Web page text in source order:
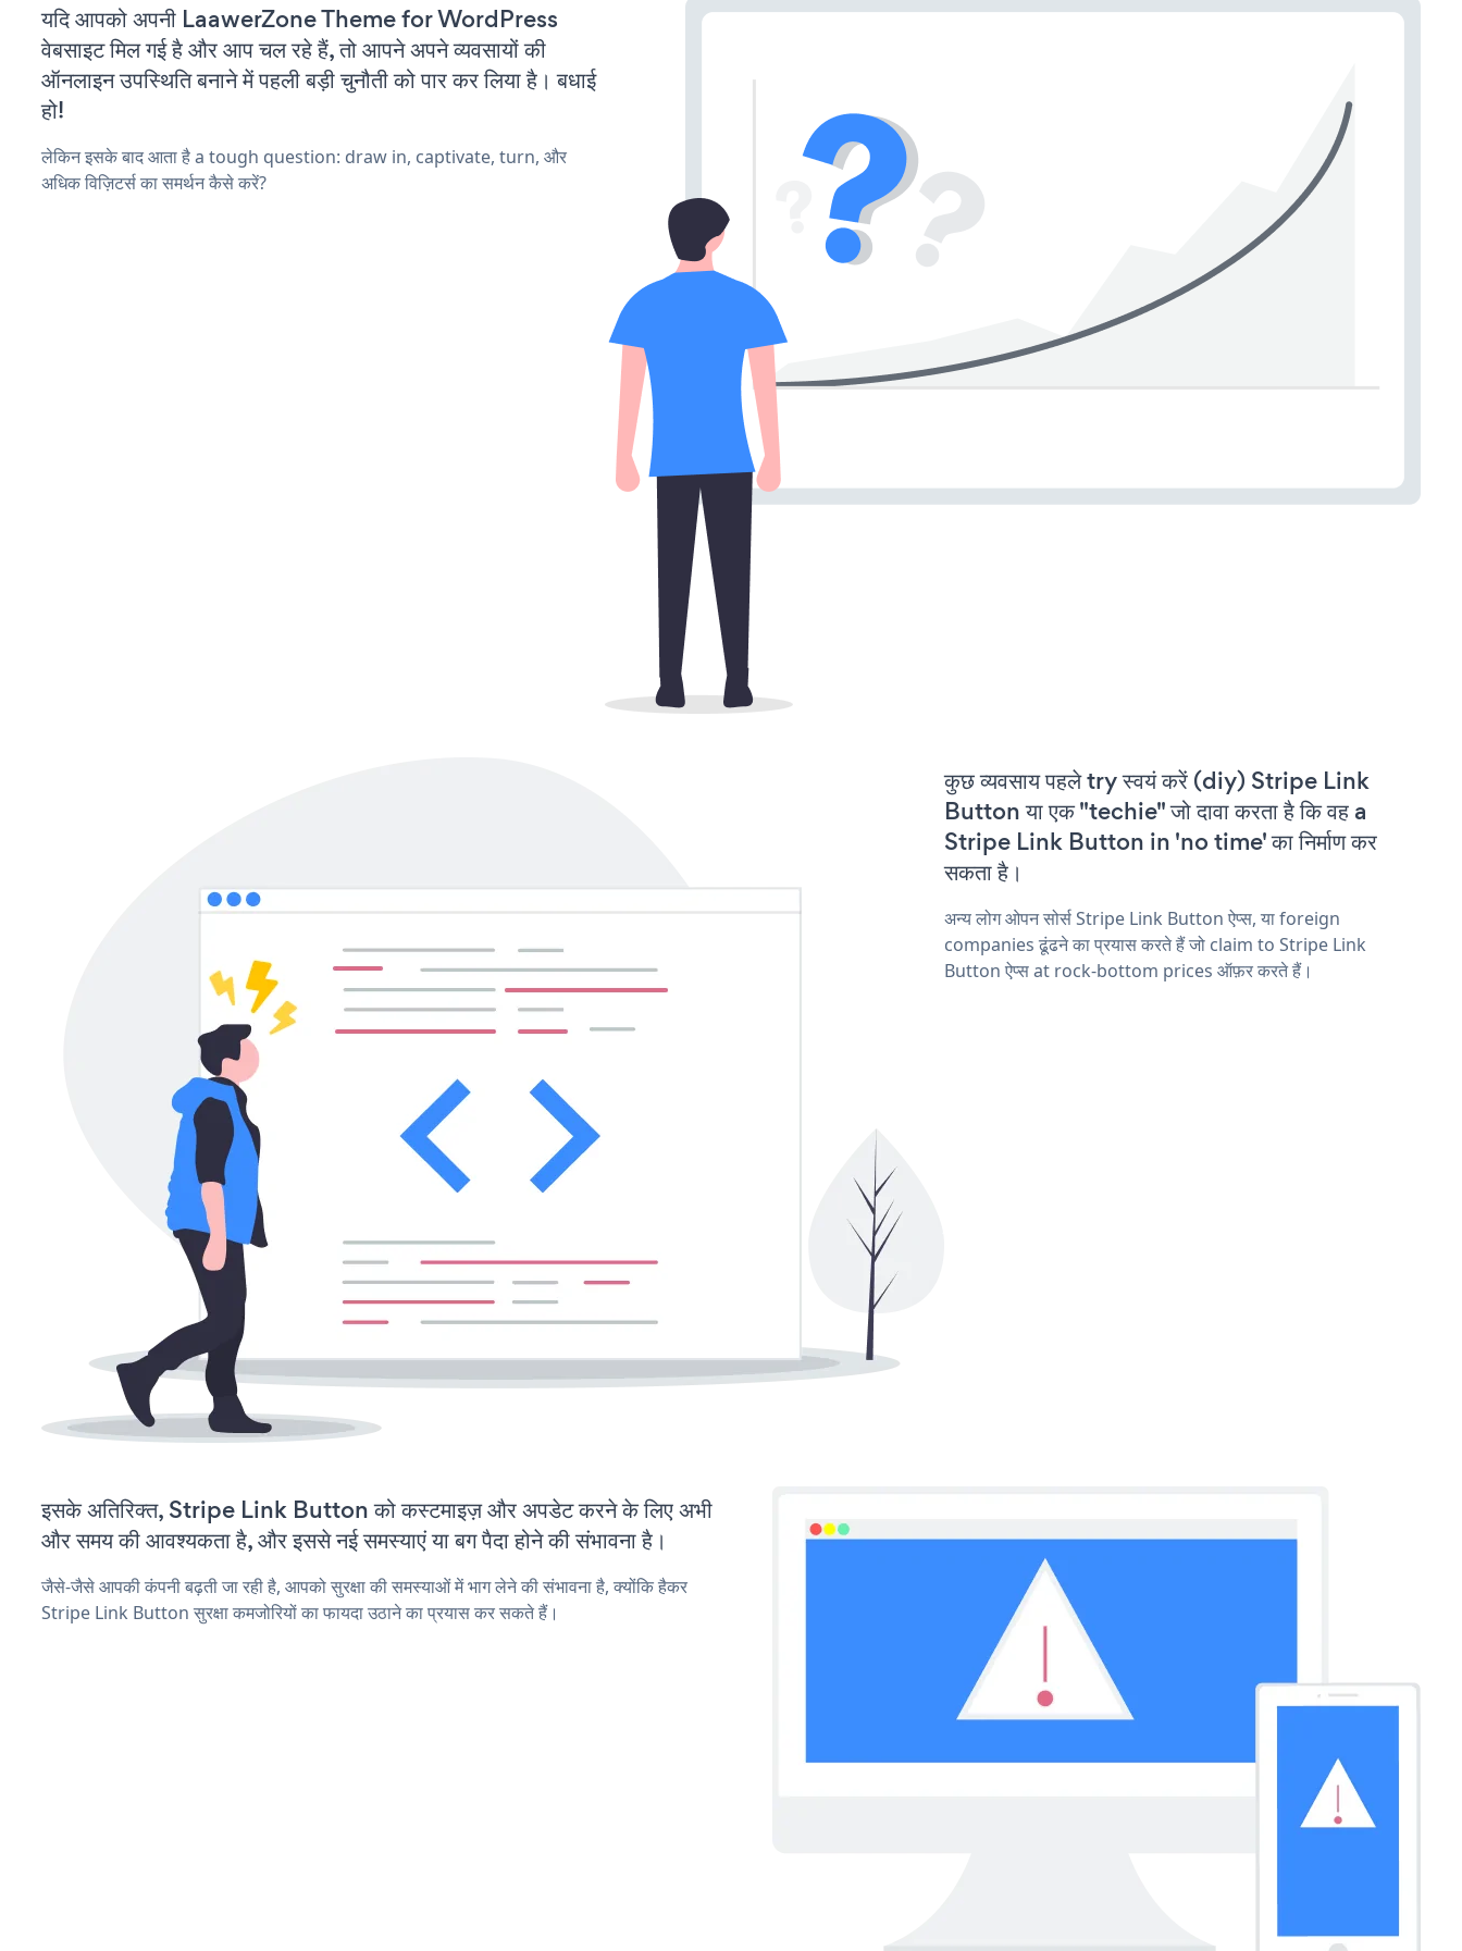
यदि आपको अपनी LaawerZone Theme for WordPress
वेबसाइट मिल गई है और आप चल रहे हैं, तो आपने अपने व्यवसायों की
ऑनलाइन उपस्थिति बनाने में पहली बड़ी चुनौती को पार कर लिया है। बधाई
हो!
लेकिन इसके बाद आता है a tough question: draw in, captivate, turn, और
अधिक विज़िटर्स का समर्थन कैसे करें?
कुछ व्यवसाय पहले try स्वयं करें (diy) Stripe Link
Button या एक "techie" जो दावा करता है कि वह a
Stripe Link Button in 'no time' का निर्माण कर
सकता है।
अन्य लोग ओपन सोर्स Stripe Link Button ऐप्स, या foreign
companies ढूंढने का प्रयास करते हैं जो claim to Stripe Link
Button ऐप्स at rock-bottom prices ऑफ़र करते हैं।
इसके अतिरिक्त, Stripe Link Button को कस्टमाइज़ और अपडेट करने के लिए अभी
और समय की आवश्यकता है, और इससे नई समस्याएं या बग पैदा होने की संभावना है।
जैसे-जैसे आपकी कंपनी बढ़ती जा रही है, आपको सुरक्षा की समस्याओं में भाग लेने की संभावना है, क्योंकि हैकर
Stripe Link Button सुरक्षा कमजोरियों का फायदा उठाने का प्रयास कर सकते हैं।